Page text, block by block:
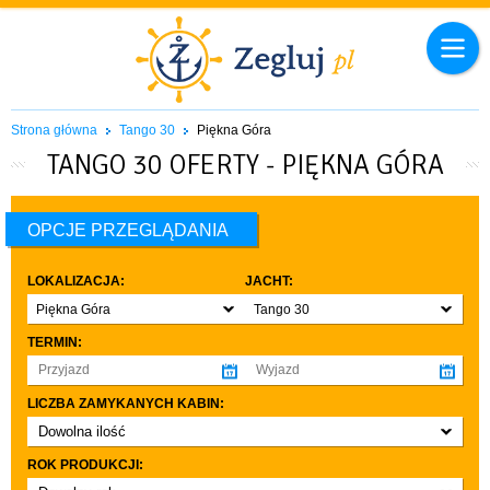
Strona główna Tango 30 Piękna Góra
TANGO 30 OFERTY - PIĘKNA GÓRA
OPCJE PRZEGLĄDANIA
LOKALIZACJA:
Piękna Góra
JACHT:
Tango 30
TERMIN:
LICZBA ZAMYKANYCH KABIN:
Dowolna ilość
co najmniej 1
co najmniej 2
ROK PRODUKCJI: